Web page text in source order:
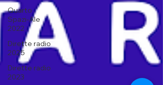
Quarto
Spazi-Ale
2022
Dirette radio
2025
Dirette radio
2023